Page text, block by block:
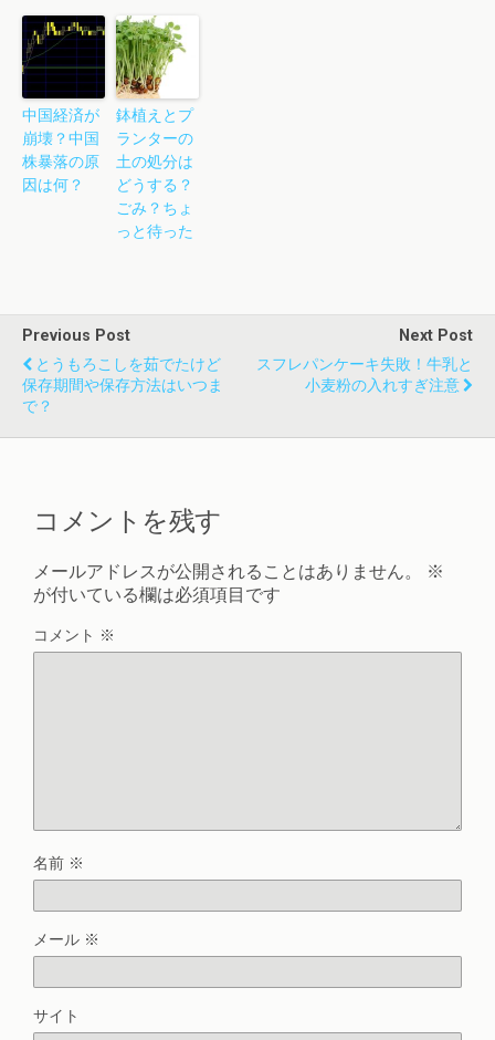
中国経済が
崩壊？中国
株暴落の原
因は何？
鉢植えとプ
ランターの
土の処分は
どうする？
ごみ？ちょ
っと待った
Previous Post
とうもろこしを茹でたけど
保存期間や保存方法はいつま
で？
Next Post
スフレパンケーキ失敗！牛乳と
小麦粉の入れすぎ注意
コメントを残す
メールアドレスが公開されることはありません。
※
が付いている欄は必須項目です
コメント ※
名前 ※
メール ※
サイト